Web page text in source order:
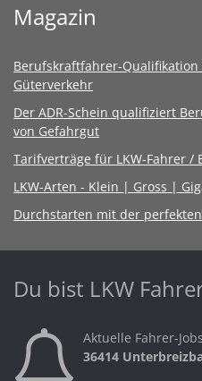
Magazin
Berufskraftfahrer-
Güterverkehr
Der ADR-Schein qualifiziert
von Gefahrgut
Tarifverträge für LKW-Fahrer /
LKW-Arten - Klein | Gross |
Durchstarten mit der
Du bist LKW
Aktuelle Fahrer-
36414